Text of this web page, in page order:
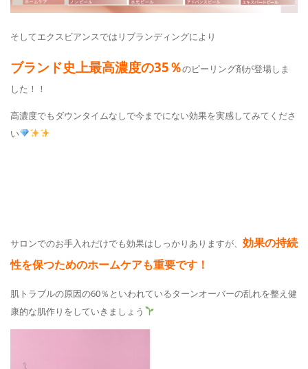
そしてエクスビアンスではリブランディングにより
ブランド史上最高濃度の35％のピーリング剤が登場しま
した！！
高濃度でもダウンタイムなしで今までにない効果を実感してみてくださ
い
サロンでのお手入れだけでも効果はしっかりありますが、 効果の持続
性を保つためのホームケアも重要です！
肌トラブルの原因の60％といわれているターンオーバーの乱れを整え健
康的な肌作りをしていきましょう